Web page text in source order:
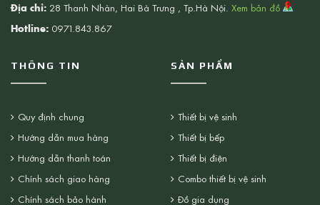
Địa chỉ: 28 Thanh Nhàn, Hai Bà Trưng , Tp.Hà Nội. Xem bản đồ
Hotline: 0971.843.867
THÔNG TIN
Quy định chung
Hướng dẫn mua hàng
Hướng dẫn thanh toán
Chính sách giao hàng
Chính sách bảo hành
SẢN PHẨM
Thiết bị vệ sinh
Thiết bị bếp
Thiết bị điện
Combo thiết bị vệ sinh
Đồ gia dụng